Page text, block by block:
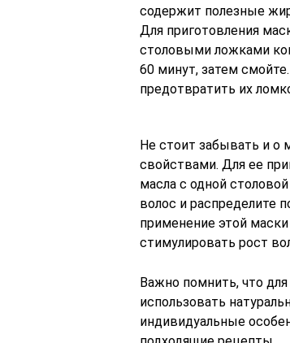
содержит полезные
Для приготовления
столовыми ложками
60 минут, затем
предотвратить их
Не стоит забывать и
свойствами. Для ее
масла с одной
волос и распределите
применение этой
стимулировать рост
Важно помнить, что
использовать
индивидуальные